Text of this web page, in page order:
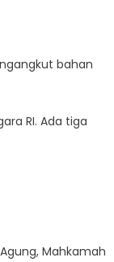
bahan
RI. Ada tiga
Mahkamah